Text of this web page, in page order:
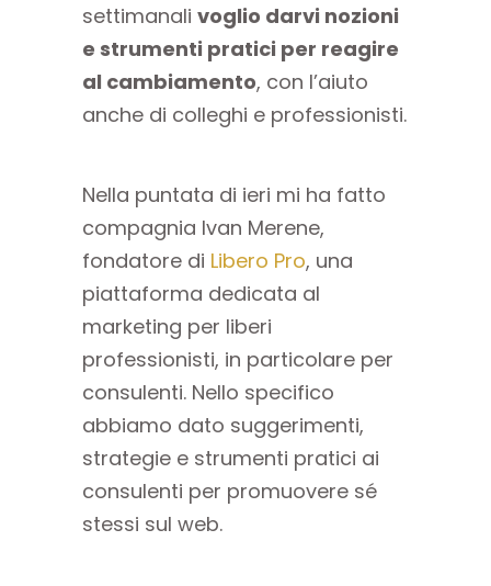
settimanali voglio darvi nozioni
e strumenti pratici per reagire
al cambiamento, con l’aiuto
anche di colleghi e professionisti.
Nella puntata di ieri mi ha fatto
compagnia Ivan Merene,
fondatore di Libero Pro, una
piattaforma dedicata al
marketing per liberi
professionisti, in particolare per
consulenti. Nello specifico
abbiamo dato suggerimenti,
strategie e strumenti pratici ai
consulenti per promuovere sé
stessi sul web.